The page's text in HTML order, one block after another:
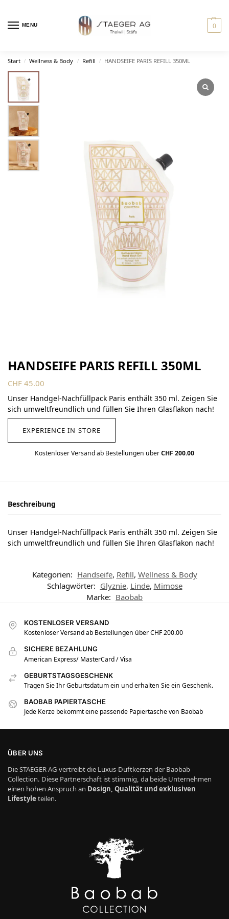
MENU 0
Start / Wellness & Body / Refill / HANDSEIFE PARIS REFILL 350ML
HANDSEIFE PARIS REFILL 350ML
CHF 45.00
Unser Handgel-Nachfüllpack Paris enthält 350 ml. Zeigen Sie
sich umweltfreundlich und füllen Sie Ihren Glasflakon nach!
EXPERIENCE IN STORE
Kostenloser Versand ab Bestellungen überCHF 200.00
Beschreibung
Unser Handgel-Nachfüllpack Paris enthält 350 ml. Zeigen Sie
sich umweltfreundlich und füllen Sie Ihren Glasflakon nach!
Kategorien: Handseife, Refill, Wellness & Body
Schlagwörter: Glyznie, Linde, Mimose
Marke: Baobab
KOSTENLOSER VERSAND
Kostenloser Versand ab Bestellungen über CHF 200.00
SICHERE BEZAHLUNG
American Express/ MasterCard / Visa
GEBURTSTAGSGESCHENK
Tragen Sie Ihr Geburtsdatum ein und erhalten Sie ein Geschenk.
BAOBAB PAPIERTASCHE
Jede Kerze bekommt eine passende Papiertasche von Baobab
ÜBER UNS
Die STAEGER AG vertreibt die Luxus-Duftkerzen der Baobab
Collection. Diese Partnerschaft ist stimmig, da beide Unternehmen
einen hohen Anspruch an Design, Qualität und exklusiven
Lifestyleteilen.